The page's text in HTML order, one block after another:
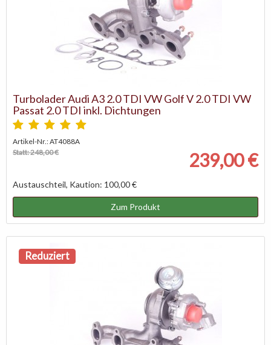
Turbolader Audi A3 2.0 TDI VW Golf V 2.0 TDI VW
Passat 2.0 TDI inkl. Dichtungen
Artikel-Nr.: AT4088A
Statt: 248,00 €
239,00 €
Austauschteil, Kaution: 100,00 €
Zum Produkt
Reduziert